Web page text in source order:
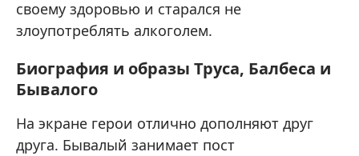
своему здоровью и старался не
злоупотреблять алкоголем.
Биография и образы Труса, Балбеса и
Бывалого
На экране герои отлично дополняют друг
друга. Бывалый занимает пост